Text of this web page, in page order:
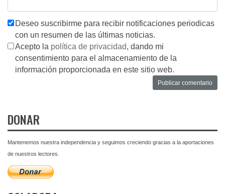
Deseo suscribirme para recibir notificaciones periodicas
con un resumen de las últimas noticias.
Acepto la política de privacidad, dando mi
consentimiento para el almacenamiento de la
información proporcionada en este sitio web.
DONAR
Mantenemos nuestra independencia y seguimos creciendo gracias a la aportaciones
de nuestros lectores.